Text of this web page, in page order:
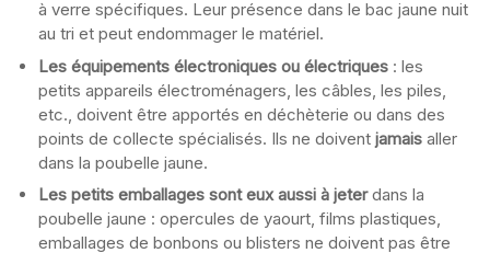
à verre spécifiques. Leur présence dans le bac jaune nuit
au tri et peut endommager le matériel.
Les équipements électroniques ou électriques : les
petits appareils électroménagers, les câbles, les piles,
etc., doivent être apportés en déchèterie ou dans des
points de collecte spécialisés. Ils ne doivent jamais aller
dans la poubelle jaune.
Les petits emballages sont eux aussi à jeterdans la
poubelle jaune : opercules de yaourt, films plastiques,
emballages de bonbons ou blisters ne doivent pas être